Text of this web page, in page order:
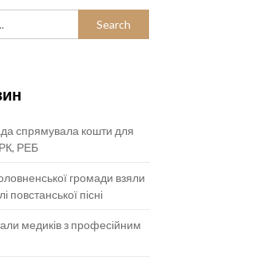
спрямувала кошти для
РЕБ
громади взяли
повстанської пісні
медиків з професійним